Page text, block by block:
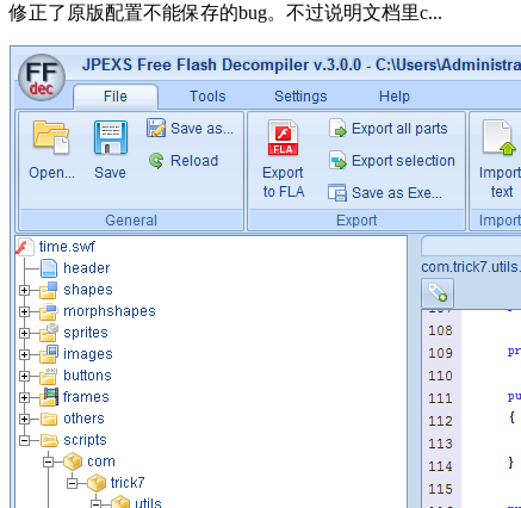
修正了原版配置不能保存的bug。不过说明文档里c...